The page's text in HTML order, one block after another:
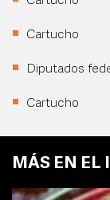
Cartucho
Diputados
Cartucho
MÁS EN EL